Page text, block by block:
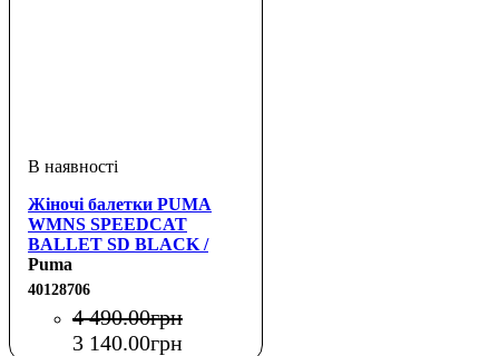
Жіночі балетки PUMA
WMNS SPEEDCAT
BALLET SD BLACK /
WHITE
Puma
40128706
4 490.00грн
3 140.00грн